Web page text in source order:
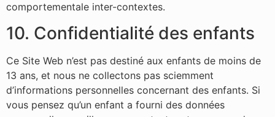
comportementale inter-contextes.
10. Confidentialité des enfants
Ce Site Web n’est pas destiné aux enfants de moins de
13 ans, et nous ne collectons pas sciemment
d’informations personnelles concernant des enfants. Si
vous pensez qu’un enfant a fourni des données